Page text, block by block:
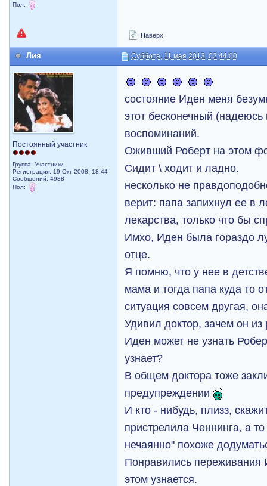
Пол:
Наверх
Лия Суббота, 11 мая 2013, 02:44:00
Постоянный участник
Группа: Участники
Регистрация: 19 Окт 2008, 18:44
Сообщений: 4988
Пол:
состояние Иден меня
этот бесконечный
воспоминаний.
Оживший Роберт на этом
Сидит \ ходит и ладно.
несколько не
верит: папа запихнул ее в
лекарства, только что бы
Имхо, Иден была гораздо
отце.
Я помню, что у нее в
мама и тогда папа куда то
ситуация совсем другая,
Удивил доктор, зачем он из
Иден может не узнать
узнает?
В общем доктора тоже
предупреждении
И кто - нибудь, плизз,
пристрелила Ченнинга, а
нечаянно" похоже
Понравились переживания
этом узнается.